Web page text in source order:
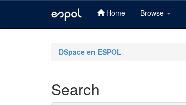
Home Browse
DSpace en ESPOL
Search